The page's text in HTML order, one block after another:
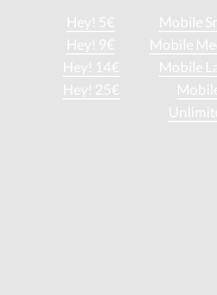
Hey! 5€
Hey! 9€
Hey! 14€
Hey! 25€
Mobile
Mobile
Mobile
Mobile